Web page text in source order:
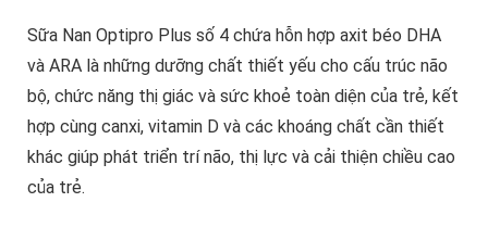
Sữa Nan Optipro Plus số 4 chứa hỗn hợp axit béo DHA
và ARA là những dưỡng chất thiết yếu cho cấu trúc não
bộ, chức năng thị giác và sức khoẻ toàn diện của trẻ, kết
hợp cùng canxi, vitamin D và các khoáng chất cần thiết
khác giúp phát triển trí não, thị lực và cải thiện chiều cao
của trẻ.